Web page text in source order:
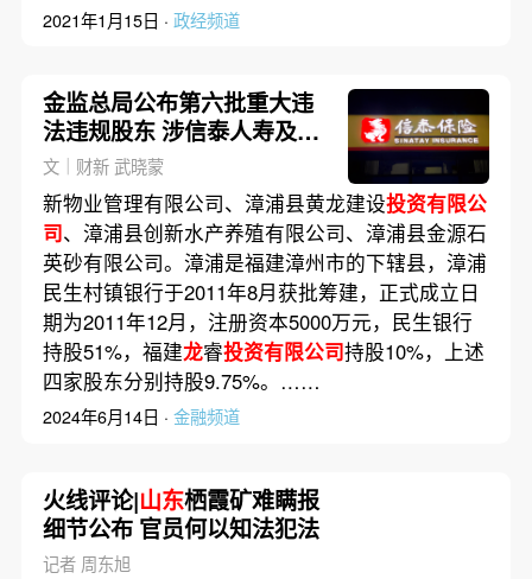
2021年1月15日 · 政经频道
金监总局公布第六批重大违
法违规股东 涉信泰人寿及多
家银行
文｜财新 武晓蒙
新物业管理有限公司、漳浦县黄龙建设投资有限公
司、漳浦县创新水产养殖有限公司、漳浦县金源石
英砂有限公司。漳浦是福建漳州市的下辖县，漳浦
民生村镇银行于2011年8月获批筹建，正式成立日
期为2011年12月，注册资本5000万元，民生银行
持股51%，福建龙睿投资有限公司持股10%，上述
四家股东分别持股9.75%。……
2024年6月14日 · 金融频道
火线评论|山东栖霞矿难瞒报
细节公布 官员何以知法犯法
记者 周东旭